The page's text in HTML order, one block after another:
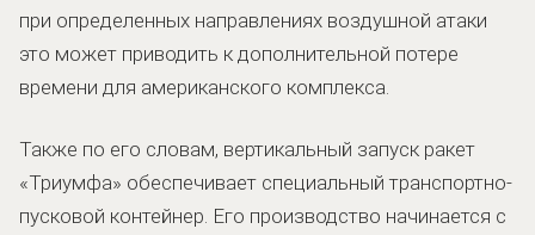
при определенных направлениях воздушной атаки
это может приводить к дополнительной потере
времени для американского комплекса.
Также по его словам, вертикальный запуск ракет
«Триумфа» обеспечивает специальный транспортно-
пусковой контейнер. Его производство начинается с